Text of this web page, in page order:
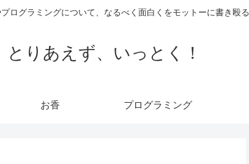
ログラミングについて、なるべく面白くをモットーに書き殴る
とりあえず、いっとく！
お香 プログラミング